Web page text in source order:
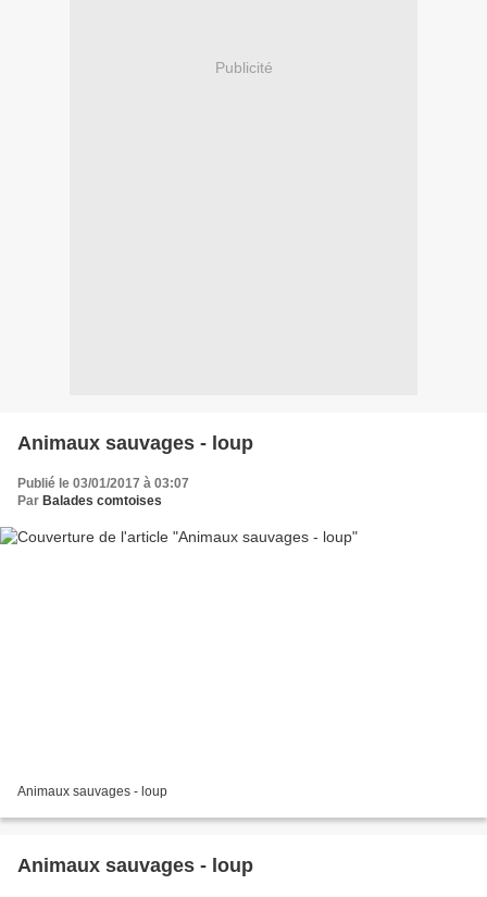
Publicité
Animaux sauvages - loup
Publié le 03/01/2017 à 03:07
Par Balades comtoises
Animaux sauvages - loup
Animaux sauvages - loup